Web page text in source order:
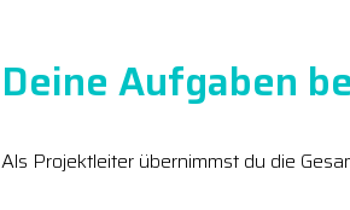
Deine Aufgaben
Als Projektleiter übernimmst du die